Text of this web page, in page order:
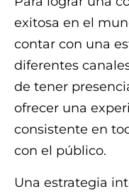
exitosa en el
contar con una
diferentes
de tener
ofrecer una
consistente en
con el público.
Una estrategia